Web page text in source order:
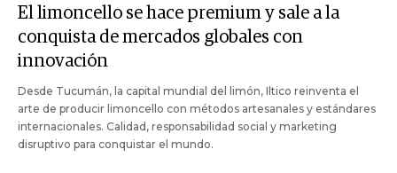
El limoncello se hace premium y sale a la
conquista de mercados globales con
innovación
Desde Tucumán, la capital mundial del limón, Iltico reinventa el
arte de producir limoncello con métodos artesanales y estándares
internacionales. Calidad, responsabilidad social y marketing
disruptivo para conquistar el mundo.